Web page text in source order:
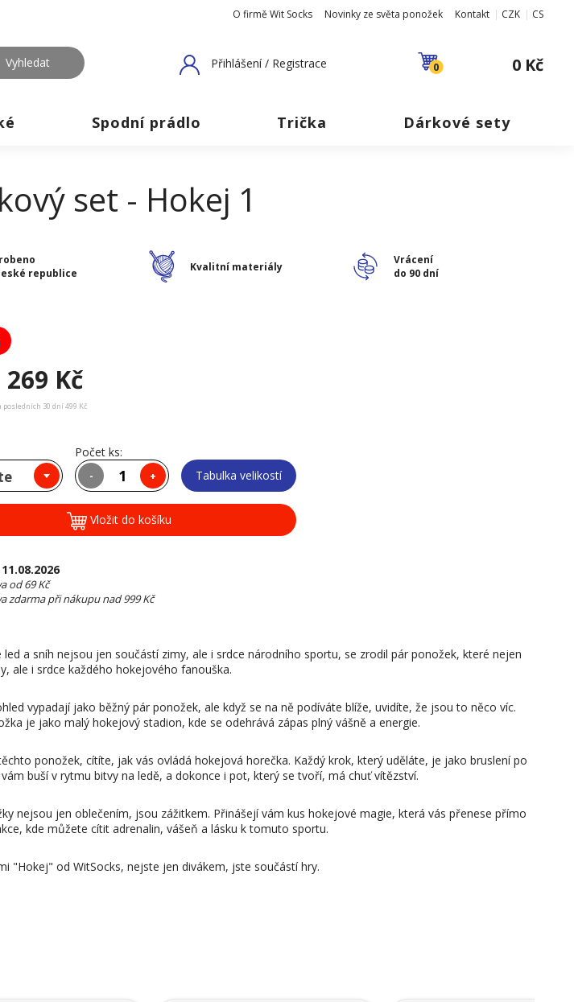
O firmě Wit Socks Novinky ze světa ponožek Kontakt CZK CS
Přihlášení / Registrace 0 0 Kč
Spodní prádlo Trička Dárkové sety
set - Hokej 1
republice
Kvalitní materiály
Vrácení
do 90 dní
269 Kč
30 dní 499 Kč
Počet ks:
- + Tabulka velikostí
Vložit do košíku
od 69 Kč
zdarma při nákupu nad 999 Kč
led a sníh nejsou jen součástí zimy, ale i srdce národního sportu, se zrodil pár ponožek, které nejen
ale i srdce každého hokejového fanouška.
vypadají jako běžný pár ponožek, ale když se na ně podíváte blíže, uvidíte, že jsou to něco víc.
je jako malý hokejový stadion, kde se odehrává zápas plný vášně a energie.
ponožek, cítíte, jak vás ovládá hokejová horečka. Každý krok, který uděláte, je jako bruslení po
buší v rytmu bitvy na ledě, a dokonce i pot, který se tvoří, má chuť vítězství.
nejsou jen oblečením, jsou zážitkem. Přinášejí vám kus hokejové magie, která vás přenese přímo
kde můžete cítit adrenalin, vášeň a lásku k tomuto sportu.
"Hokej" od WitSocks, nejste jen divákem, jste součástí hry.